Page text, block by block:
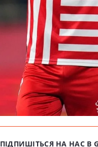
ПІДПИШІТЬСЯ НА НАС В